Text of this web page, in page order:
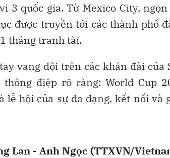
3 quốc gia. Từ Mexico City,
được truyền tới các thành phố
tháng tranh tài.
vang dội trên các khán đài của
điệp rõ ràng: World Cup
hội của sự đa dạng, kết nối và
Lan - Anh Ngọc (TTXVN/